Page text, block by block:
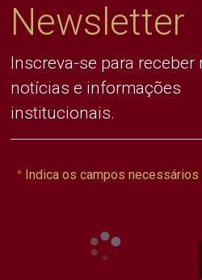
Newsletter
Inscreva-se para receber
notícias e informações
institucionais.
Indica os campos necessários